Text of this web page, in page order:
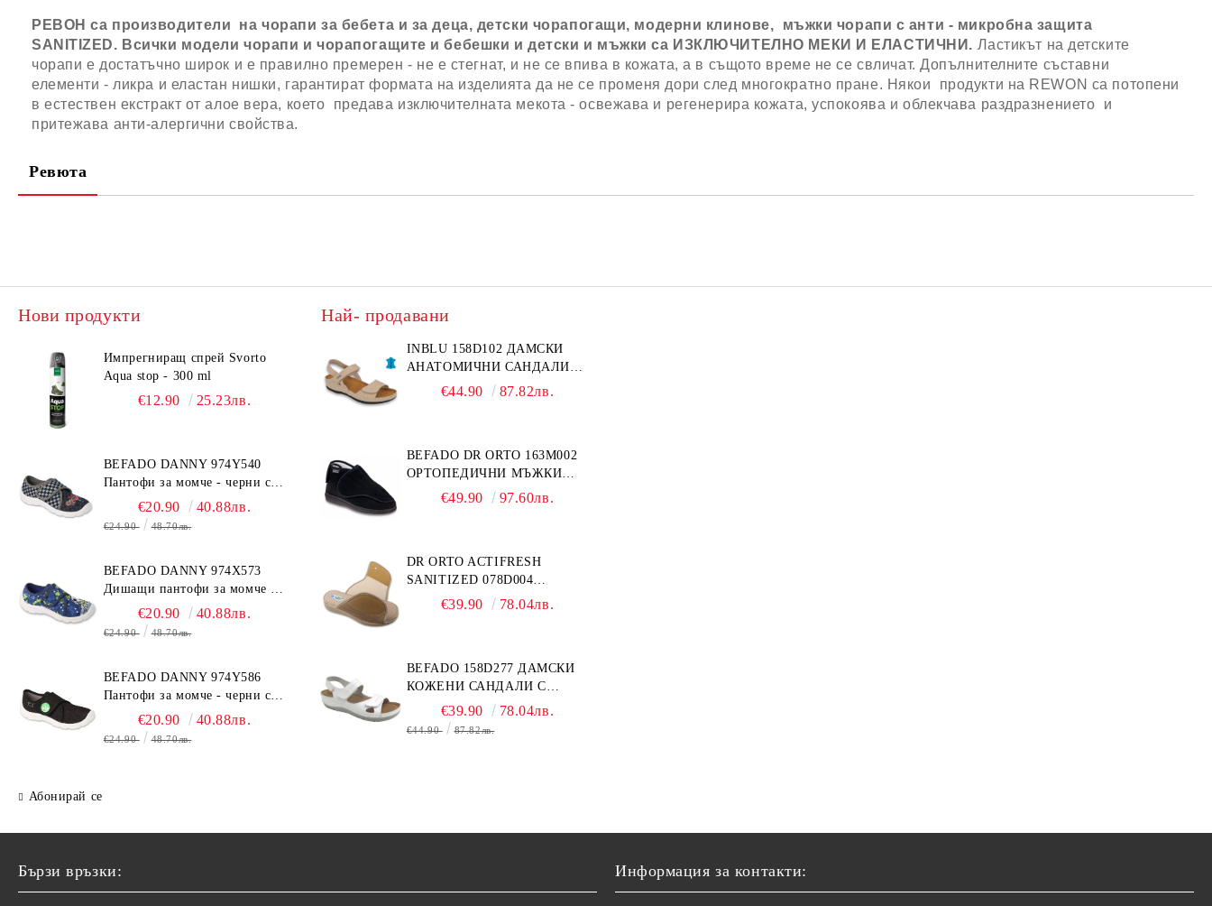
РЕВОН са производители на чорапи за бебета и за деца, детски чорапогащи, модерни клинове, мъжки чорапи с анти - микробна защита
SANITIZED. Всички модели чорапи и чорапогащите и бебешки и детски и мъжки са ИЗКЛЮЧИТЕЛНО МЕКИ И ЕЛАСТИЧНИ. Ластикът на детските
чорапи е достатъчно широк и е правилно премерен - не е стегнат, и не се впива в кожата, а в същото време не се свличат. Допълнителните съставни
елементи - ликра и еластан нишки, гарантират формата на изделията да не се променя дори след многократно пране. Някои продукти на REWON са потопени
в естествен екстракт от алое вера, което предава изключителната мекота - освежава и регенерира кожата, успокоява и облекчава раздразнението и
притежава анти-алергични свойства.
Ревюта
Нови продукти
Импрегниращ спрей Svorto
Aqua stop - 300 ml
€12.90 25.23лв.
BEFADO DANNY 974Y540
Пантофи за момче - черни с
€20.90 40.88лв.
€24.90 48.70лв.
BEFADO DANNY 974X573
Дишащи пантофи за момче -
сини с топка
€20.90 40.88лв.
€24.90 48.70лв.
BEFADO DANNY 974Y586
Пантофи за момче - черни с
динозавър€20.90 40.88лв.
€24.90 48.70лв.
Абонирай се
Най- продавани
INBLU 158D102 ДАМСКИ
АНАТОМИЧНИ САНДАЛИ
ОТ ЕСТЕСТВЕНА КОЖА,
€44.90 87.82лв.
BEFADO DR ORTO 163M002
ОРТОПЕДИЧНИ МЪЖКИ
ОБУВКИ ЗА ГИПСИРАН ИЛИ
€49.90 97.60лв.
DR ORTO ACTIFRESH
SANITIZED 078D004
ОРТОПЕДИЧНИ ДАМСКИ
€39.90 78.04лв.
BEFADO 158D277 ДАМСКИ
КОЖЕНИ САНДАЛИ С
ВЕЛКРО, БЕЛИ
€39.90 78.04лв.
€44.90 87.82лв.
Бързи връзки: Информация за контакти: